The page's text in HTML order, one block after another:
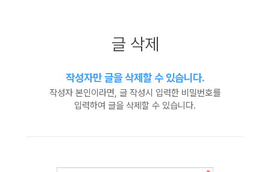
글 삭제
작성자만 글을 삭제할 수 있습니다.
작성자 본인이라면, 글 작성시 입력한 비밀번호를
입력하여 글을 삭제할 수 있습니다.